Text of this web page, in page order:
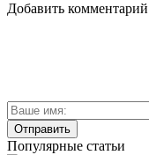
Добавить комментарий
Популярные статьи